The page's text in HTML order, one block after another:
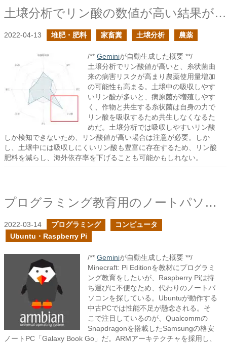
土壌分析でリン酸の数値が高い結果が返ってきたら次作は気を引き締めた方が良い
2022-04-13 堆肥・肥料 家畜糞 土壌分析 農薬
/** Geminiが自動生成した概要 **/
土壌分析でリン酸値が高いと、糸状菌由
来の病害リスクが高まり農薬使用量増加
の可能性も高まる。土壌中の吸収しやす
いリン酸が多いと、病原菌が増殖しやす
く、作物と共生する糸状菌は自身の力で
リン酸を吸収するため共生しなくなるた
めだ。土壌分析では吸収しやすいリン酸
しか検知できないため、リン酸値が高い場合は注意が必要。しか
し、土壌中には吸収しにくいリン酸も豊富に存在するため、リン酸
肥料を減らし、海外依存率を下げることも可能かもしれない。
プログラミング教育用のノートパソコンを探せ
2022-03-14 プログラミング
コンピュータ
Ubuntu・Raspberry Pi
/** Geminiが自動生成した概要 **/
Minecraft: Pi Editionを教材にプログラミ
ング教育をしたいが、Raspberry Piは持
ち運びに不便なため、代わりのノートパ
ソコンを探している。Ubuntuが動作する
中古PCでは性能不足が懸念される。そ
こで注目しているのが、Qualcommの
Snapdragonを搭載したSamsungの格安
ノートPC「Galaxy Book Go」だ。ARMアーキテクチャを採用し、